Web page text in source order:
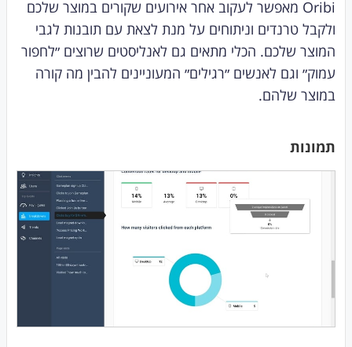
Oribi מאפשר לעקוב אחר אירועים שקורים במוצר שלכם
ולקבל טרנדים וניתוחים על מנת לצאת עם תובנות לגבי
המוצר שלכם. הכלי מתאים גם לאנליסטים שרוצים ״לחפור
עמוק״ וגם לאנשים ״רגילים״ המעוניינים להבין מה קורה
במוצר שלהם.
תמונות